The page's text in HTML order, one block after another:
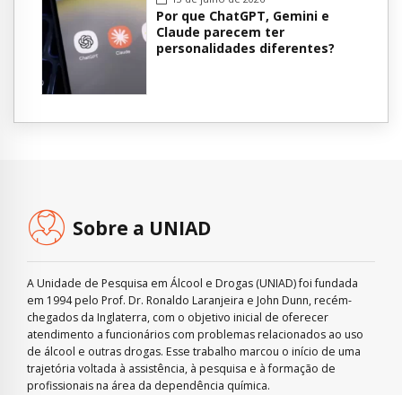
Por que ChatGPT, Gemini e
Claude parecem ter
personalidades diferentes?
Sobre a UNIAD
A Unidade de Pesquisa em Álcool e Drogas (UNIAD) foi fundada
em 1994 pelo Prof. Dr. Ronaldo Laranjeira e John Dunn, recém-
chegados da Inglaterra, com o objetivo inicial de oferecer
atendimento a funcionários com problemas relacionados ao uso
de álcool e outras drogas. Esse trabalho marcou o início de uma
trajetória voltada à assistência, à pesquisa e à formação de
profissionais na área da dependência química.